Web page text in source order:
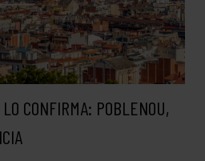
CONFIRMA: POBLENOU,